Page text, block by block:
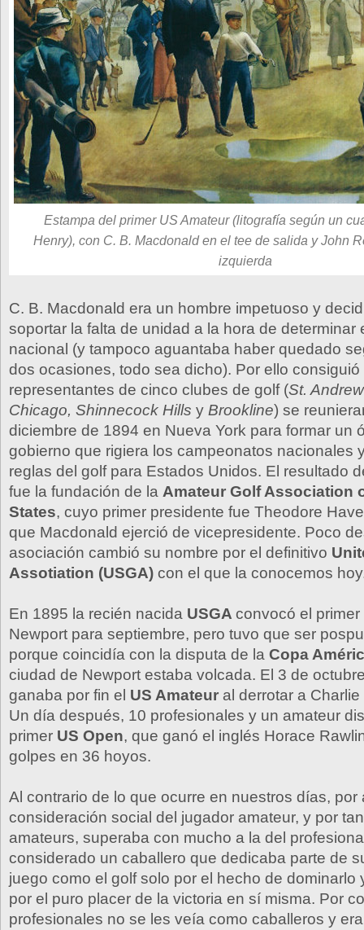
Estampa del primer US Amateur (litografía según un
Henry), con C. B. Macdonald en el tee de salida y John
izquierda
C. B. Macdonald era un hombre impetuoso y
soportar la falta de unidad a la hora de determinar
nacional (y tampoco aguantaba haber quedado
dos ocasiones, todo sea dicho). Por ello consiguió
representantes de cinco clubes de golf (St.
Chicago, Shinnecock Hills y Brookline) se
diciembre de 1894 en Nueva York para formar un
gobierno que rigiera los campeonatos nacionales
reglas del golf para Estados Unidos. El resultado
fue la fundación de la Amateur Golf Association
States, cuyo primer presidente fue Theodore
que Macdonald ejerció de vicepresidente. Poco
asociación cambió su nombre por el definitivo
Assotiation (USGA) con el que la conocemos
En 1895 la recién nacida USGA convocó el primer
Newport para septiembre, pero tuvo que ser
porque coincidía con la disputa de la Copa
ciudad de Newport estaba volcada. El 3 de
ganaba por fin el US Amateur al derrotar a
Un día después, 10 profesionales y un amateur
primer US Open, que ganó el inglés Horace
golpes en 36 hoyos.
Al contrario de lo que ocurre en nuestros días, por
consideración social del jugador amateur, y por
amateurs, superaba con mucho a la del
considerado un caballero que dedicaba parte de
juego como el golf solo por el hecho de dominarlo
por el puro placer de la victoria en sí misma. Por
profesionales no se les veía como caballeros y